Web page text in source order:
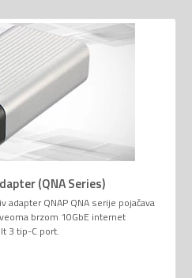
(QNA Series)
QNAP QNA serije pojačava
brzom 10GbE internet
3 tip-C port.